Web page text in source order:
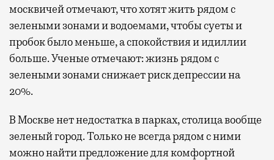
москвичей отмечают, что хотят жить рядом с
зелеными зонами и водоемами, чтобы суеты и
пробок было меньше, а спокойствия и идиллии
больше. Ученые отмечают: жизнь рядом с
зелеными зонами снижает риск депрессии на
20%.
В Москве нет недостатка в парках, столица вообще
зеленый город. Только не всегда рядом с ними
можно найти предложение для комфортной